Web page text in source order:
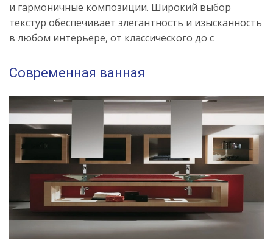
и гармоничные композиции. Широкий выбор
текстур обеспечивает элегантность и изысканность
в любом интерьере, от классического до с
Современная ванная